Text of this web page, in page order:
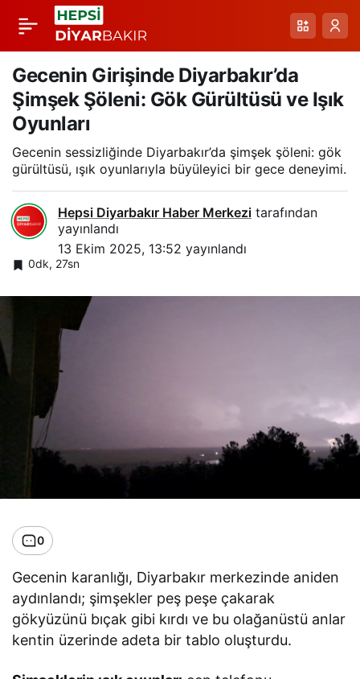
Gecenin Girişinde Diyarbakır’da
Şimşek Şöleni: Gök Gürültüsü ve Işık
Oyunları
Gecenin sessizliğinde Diyarbakır’da şimşek şöleni: gök
gürültüsü, ışık oyunlarıyla büyüleyici bir gece deneyimi.
Hepsi Diyarbakır Haber Merkezi tarafından
yayınlandı
13 Ekim 2025, 13:52 yayınlandı
0dk, 27sn
0
Gecenin karanlığı, Diyarbakır merkezinde aniden
aydınlandı; şimşekler peş peşe çakarak
gökyüzünü bıçak gibi kırdı ve bu olağanüstü anlar
kentin üzerinde adeta bir tablo oluşturdu.
Ahlat’ın Gökyüzüyle
Buluşan Tarihi
Kümbetleri ve Bulut
Dansı
Paylaş